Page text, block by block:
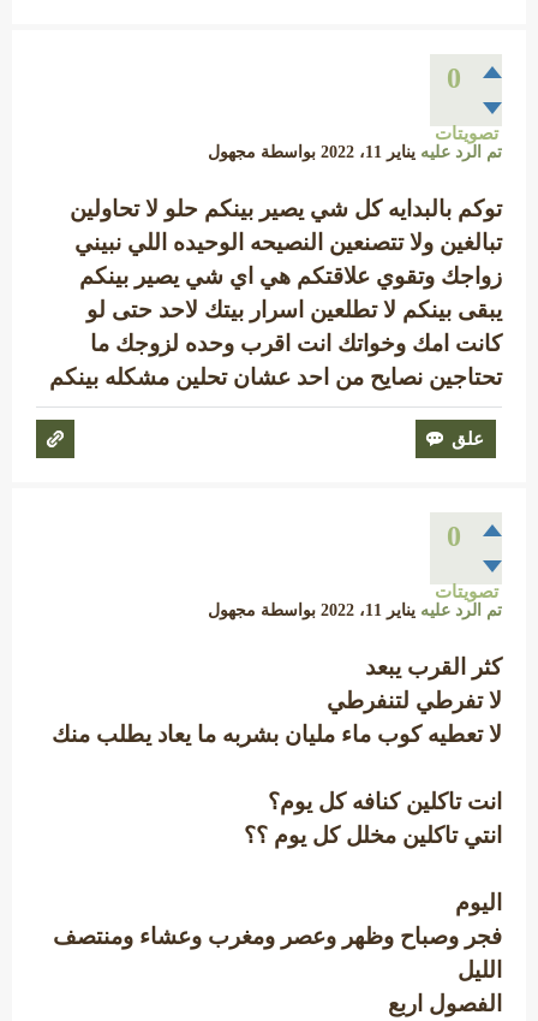
0
تصويتات
تم الرد عليه يناير 11، 2022 بواسطة مجهول
توكم بالبدايه كل شي يصير بينكم حلو لا تحاولين
تبالغين ولا تتصنعين النصيحه الوحيده اللي نبيني
زواجك وتقوي علاقتكم هي اي شي يصير بينكم
يبقى بينكم لا تطلعين اسرار بيتك لاحد حتى لو
كانت امك وخواتك انت اقرب وحده لزوجك ما
تحتاجين نصايح من احد عشان تحلين مشكله بينكم
0
تصويتات
تم الرد عليه يناير 11، 2022 بواسطة مجهول
كثر القرب يبعد
لا تفرطي لتنفرطي
لا تعطيه كوب ماء مليان بشربه ما يعاد يطلب منك
انت تاكلين كنافه كل يوم؟
انتي تاكلين مخلل كل يوم ؟؟
اليوم
فجر وصباح وظهر وعصر ومغرب وعشاء ومنتصف
الليل
الفصول اربع